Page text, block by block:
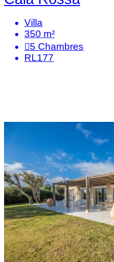
Villa
350 m²
5 Chambres
RL177